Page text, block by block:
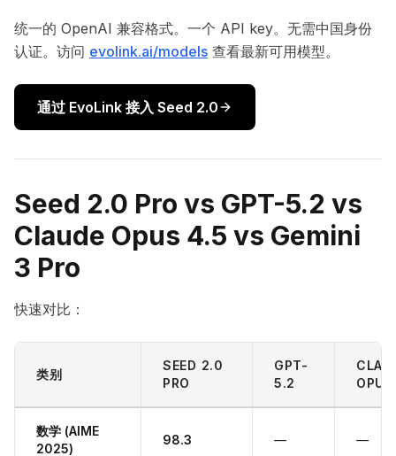
统一的 OpenAI 兼容格式。一个 API key。无需中国身份
认证。访问 evolink.ai/models 查看最新可用模型。
通过 EvoLink 接入 Seed 2.0
Seed 2.0 Pro vs GPT-5.2 vs
Claude Opus 4.5 vs Gemini
3 Pro
快速对比：
类别
SEED 2.0
PRO
GPT-
5.2
数学 (AIME
2025)
98.3 — —